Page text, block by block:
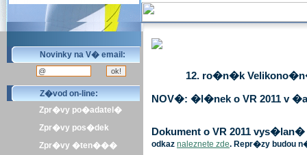
Novinky na V� email:
Z�vod on-line:
Zpr�vy po�adatel�
Zpr�vy pos�dek
Zpr�vy �ten���
12. ro�n�k
NOV�: �l�nek o VR 2011 v
Dokument o VR 2011
odkaz naleznete zde. Repr�zy budou